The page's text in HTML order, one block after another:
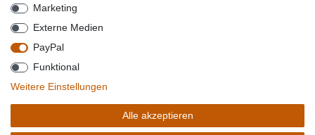
BESUCHEN SIE UNS AUF
*Alle Preise verstehen sich inkl. MwSt. zzgl. Versandkosten. **Gilt für Lieferungen
innerhalb deutschlands, Lieferzeiten für andere Länder entnehmen Sie bitte der
Schaltfäche mit denVersandinformationen. *** Bei den ausgewiesenen Versandkosten
handelt es sich um die StandardVersandkostenfür Deutschland, diese ändern sich je
nach Auswahl Ihres Lieferlandes.
Marketing
Externe Medien
PayPal
Funktional
Weitere Einstellungen
Alle akzeptieren